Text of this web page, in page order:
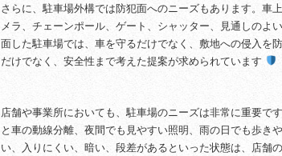
さらに、駐車場外構では防犯面へのニーズもあります。車
メラ、チェーンポール、ゲート、シャッター、見通しのよ
面した駐車場では、車を守るだけでなく、敷地への侵入を
だけでなく、安全性まで考えた提案が求められています
店舗や事業所においても、駐車場のニーズは非常に重要で
と車の動線分離、夜間でも見やすい照明、雨の日でも歩き
い、入りにくい、暗い、段差があるといった状態は、店舗